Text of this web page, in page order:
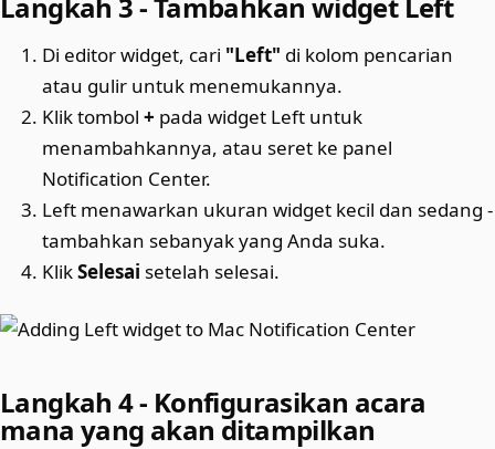
Di editor widget, cari "Left" di kolom pencarian
atau gulir untuk menemukannya.
Klik tombol+ pada widget Left untuk
menambahkannya, atau seret ke panel
Notification Center.
Left menawarkan ukuran widget kecil dan sedang -
tambahkan sebanyak yang Anda suka.
KlikSelesai setelah selesai.
Langkah 4 - Konfigurasikan acara
mana yang akan ditampilkan